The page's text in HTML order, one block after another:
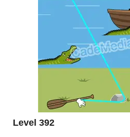
Level 392